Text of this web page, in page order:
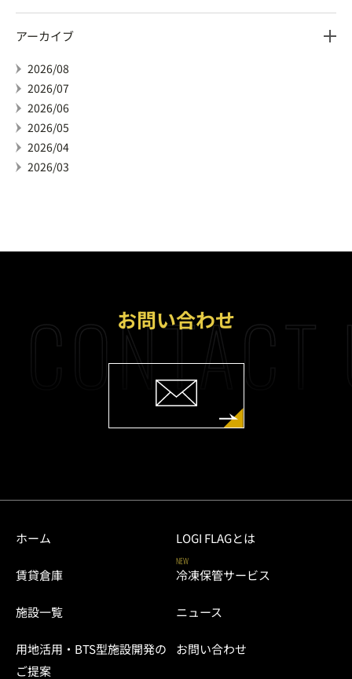
アーカイブ
2026/08
2026/07
2026/06
2026/05
2026/04
2026/03
CONTACT
お問い合わせ
ホーム LOGI FLAGとは
賃貸倉庫
NEW
冷凍保管サービス
施設一覧 ニュース
用地活用・BTS型施設開発の
ご提案
お問い合わせ